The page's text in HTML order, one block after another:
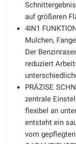
auf größeren
4IN1
Mulchen,
Der
reduziert
PRÄZISE
zentrale
flexibel an
entsteht ein
vom